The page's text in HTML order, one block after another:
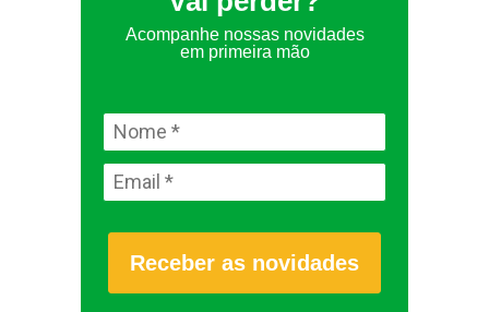
Acompanhe nossas novidades
em primeira mão
Receber as novidades